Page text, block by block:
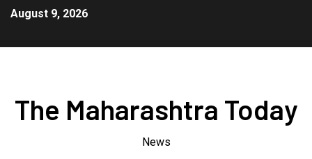
August 9, 2026
The Maharashtra Today
News